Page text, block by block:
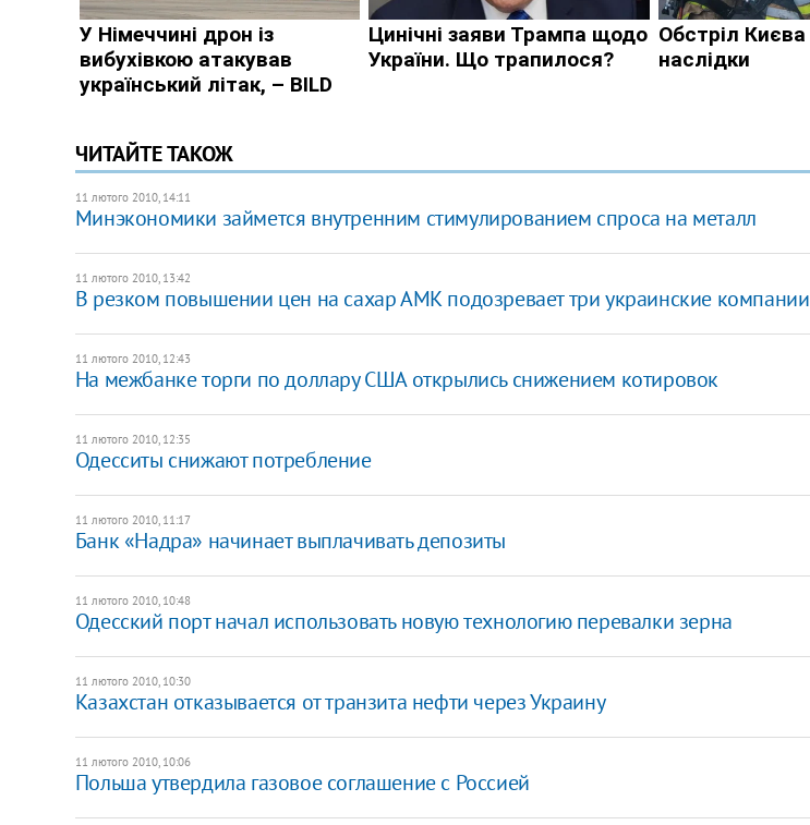
ЧИТАЙТЕ ТАКОЖ
11 лютого 2010, 14:11
Минэкономики займется внутренним стимулированием спроса на металл
11 лютого 2010, 13:42
В резком повышении цен на сахар АМК подозревает три украинские компании
11 лютого 2010, 12:43
На межбанке торги по доллару США открылись снижением котировок
11 лютого 2010, 12:35
Одесситы снижают потребление
11 лютого 2010, 11:17
Банк «Надра» начинает выплачивать депозиты
11 лютого 2010, 10:48
Одесский порт начал использовать новую технологию перевалки зерна
11 лютого 2010, 10:30
Казахстан отказывается от транзита нефти через Украину
11 лютого 2010, 10:06
Польша утвердила газовое соглашение с Россией